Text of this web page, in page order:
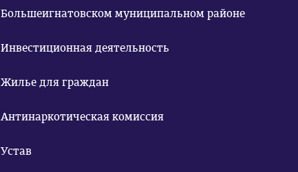
Большеигнатовском муниципальном районе
Инвестиционная деятельность
Жилье для граждан
Антинаркотическая комиссия
Устав